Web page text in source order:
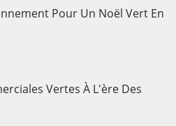
Pour Un Noël Vert En
Vertes À L'ère Des